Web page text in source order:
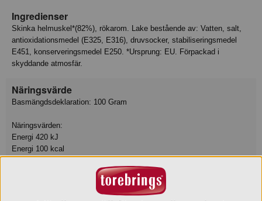
Ingredienser
Skinka helmuskel*(82%), rökarom. Lake bestående av: Vatten, salt,
antioxidationsmedel (E325, E316), druvsocker, stabiliseringsmedel
E451, konserveringsmedel E250. *Ursprung: EU. Förpackad i
skyddande atmosfär.
Näringsvärde
Basmängdsdeklaration: 100 Gram
Näringsvärden:
Energi 420 kJ
Energi 100 kcal